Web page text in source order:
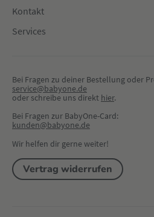
Kontakt
Services
Bei Fragen zu deiner Bestellung oder
service@babyone.de
oder schreibe uns direkt hier.
Bei Fragen zur BabyOne-Card:
kunden@babyone.de
Wir helfen dir gerne weiter!
Vertrag widerrufen